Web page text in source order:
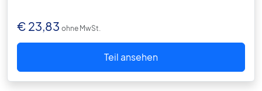
€ 23,83 ohne MwSt.
Teil ansehen